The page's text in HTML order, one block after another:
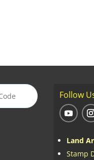
Follow
Land
Stamp